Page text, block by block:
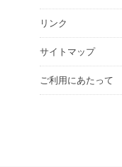
リンク
サイトマップ
ご利用にあたって